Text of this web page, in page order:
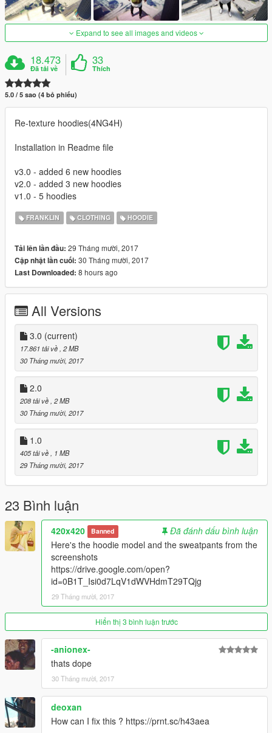
Expand to see all images and videos
18.473
Đã tải về
33
Thích
5.0 / 5 sao (4 bỏ phiếu)
Re-texture hoodies(4NG4H)
Installation in Readme file
v3.0 - added 6 new hoodies
v2.0 - added 3 new hoodies
v1.0 - 5 hoodies
FRANKLIN CLOTHING HOODIE
Tải lên lần đầu: 29 Tháng mười, 2017
Cập nhật lần cuối: 30 Tháng mười, 2017
Last Downloaded: 8 hours ago
All Versions
3.0 (current)
17.861 tải về , 2 MB
30 Tháng mười, 2017
2.0
208 tải về , 2 MB
30 Tháng mười, 2017
1.0
405 tải về
, 1 MB
29 Tháng mười, 2017
23 Bình luận
420x420 Banned
Đã đánh dấu bình luận
Here's the hoodie model and the sweatpants from the
screenshots
https://drive.google.com/open?
id=0B1T_Isi0d7LqV1dWVHdmT29TQjg
29 Tháng mười, 2017
Hiển thị 3 bình luận trước
-anionex-
thats dope
30 Tháng mười, 2017
deoxan
How can I fix this ? https://prnt.sc/h43aea